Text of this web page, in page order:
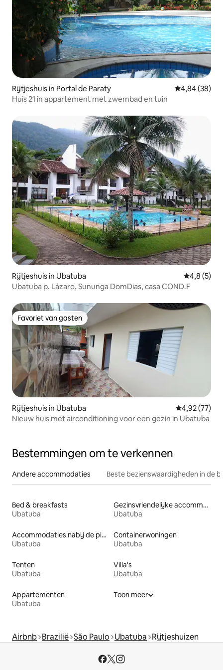
Rijtjeshuis in Portal de Paraty Gemiddelde
4,84 (38)
Huis 21 in appartement met zwembad en tuin
Rijtjeshuis in Ubatuba
4,8 (5)
Ubatuba p. Lázaro, Sununga DomDias, casa COND.F
Favoriet van gasten
Favoriet van gasten
Rijtjeshuis in Ubatuba Gemiddelde
4,92 (77)
Nieuw huis met airconditioning voor een gezin in Ubatuba
Bestemmingen om te verkennen
Andere accommodaties Beste bezienswaardigheden in de
Bed & breakfasts
Ubatuba
Gezinsvriendelijke accommodaties
Ubatuba
Accommodaties nabij de piste
Ubatuba
Containerwoningen
Ubatuba
Tenten
Ubatuba
Villa's
Ubatuba
Appartementen
Ubatuba
Toon meer
Airbnb Brazilië São Paulo Ubatuba Rijtjeshuizen